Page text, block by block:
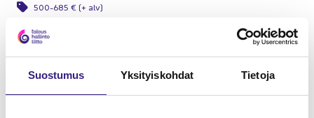
Suos­tu­mus Yk­si­tyis­koh­dat Tie­to­ja
500-685 € (+ alv)